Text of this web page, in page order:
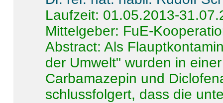
Laufzeit: 01.05.2013-
Mittelgeber: FuE-
Abstract:Als
der Umwelt" wurden in
Carbamazepin und
schlussfolgert, dass die